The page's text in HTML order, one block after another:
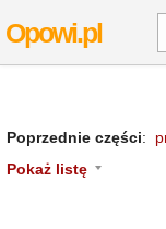
Opowi.pl
Poprzednie części:
Pokaż listę